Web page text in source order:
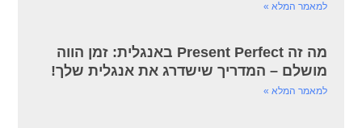
למאמר המלא »
מה זה Present Perfect באנגלית: זמן הווה
מושלם – המדריך שישדרג את אנגלית שלך!
למאמר המלא »